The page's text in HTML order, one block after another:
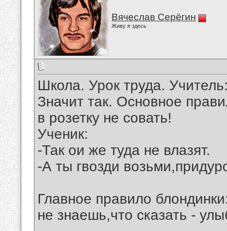
Вячеслав Серёгин
Живу я здесь
Школа. Урок труда.
Значит так. Основное
в розетку не совать!
Ученик:
-Так ои же туда не влазят.
-А ты гвозди
Главное правило
не знаешь,что сказать -